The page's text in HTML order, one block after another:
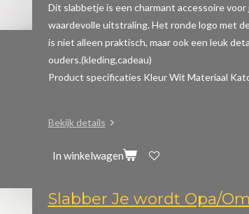
Dit slabbetje is een charmant accessoire
waardevolle uitstraling. Het ronde logo met
is niet alleen praktisch, maar ook een leuk
ouders.(kleding,cadeau)
Product specificaties Kleur Wit Materiaal
Bekijk details
In winkelwagen
Slabber Je wordt Opa/